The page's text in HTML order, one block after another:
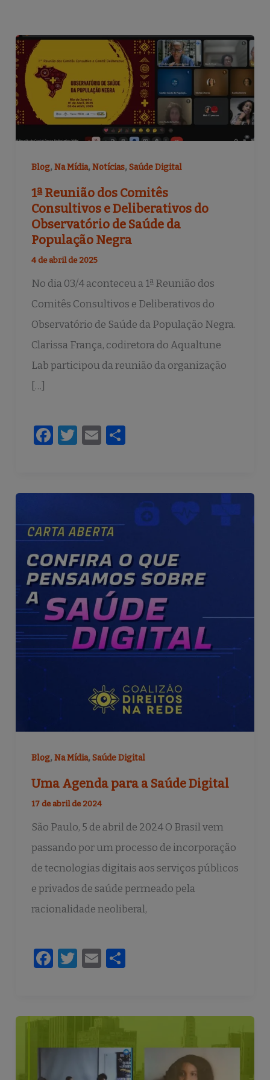
Blog,Na Mídia,Notícias,Saúde Digital
1ª Reunião dos Comitês
Consultivos e Deliberativos do
Observatório de Saúde da
População Negra
4 de abril de 2025
No dia 03/4 aconteceu a 1ª Reunião dos
Comitês Consultivos e Deliberativos do
Observatório de Saúde da População Negra.
Clarissa França, codiretora do Aqualtune
Lab participou da reunião da organização
[…]
F
e
o
o
k
T
te
E
l
S
e
Blog,Na Mídia,Saúde Digital
Uma Agenda para a Saúde Digital
17 de abril de 2024
São Paulo, 5 de abril de 2024 O Brasil vem
passando por um processo de incorporação
de tecnologias digitais aos serviços públicos
e privados de saúde permeado pela
racionalidade neoliberal,
F
e
o
T
te
r
E
l
S
e